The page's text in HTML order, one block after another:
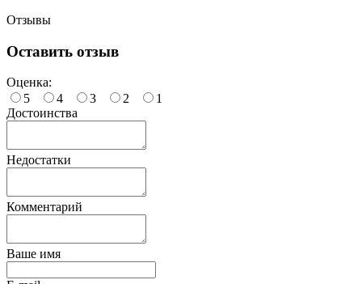
Отзывы
Оставить отзыв
Оценка:
5
4 3 2
1
Достоинства
Недостатки
Комментарий
Ваше имя